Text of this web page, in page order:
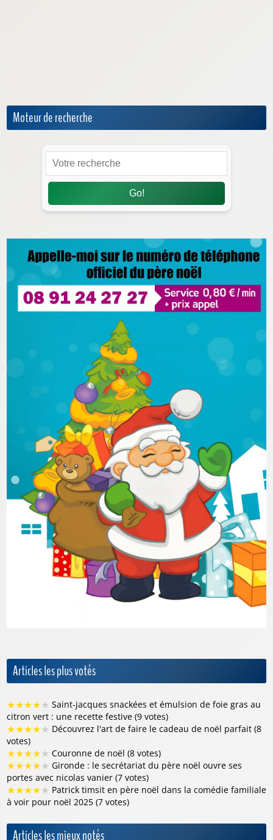
Moteur de recherche
Go!
Articles les plus votés
★★★★★ Saint-jacques snackées et émulsion de foie gras au
citron vert : une recette festive (9 votes)
★★★★★ Découvrez l'art de faire le cadeau de noël parfait (8
votes)
★★★★★ Couronne de noël (8 votes)
★★★★★ Gironde : le secrétariat du père noël ouvre ses
portes avec nicolas vanier (7 votes)
★★★★★ Patrick timsit en père noël dans la comédie familiale
à voir pour noël 2025 (7 votes)
Articles les mieux notés